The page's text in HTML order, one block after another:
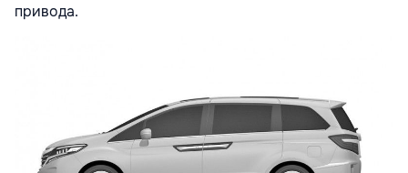
привода.